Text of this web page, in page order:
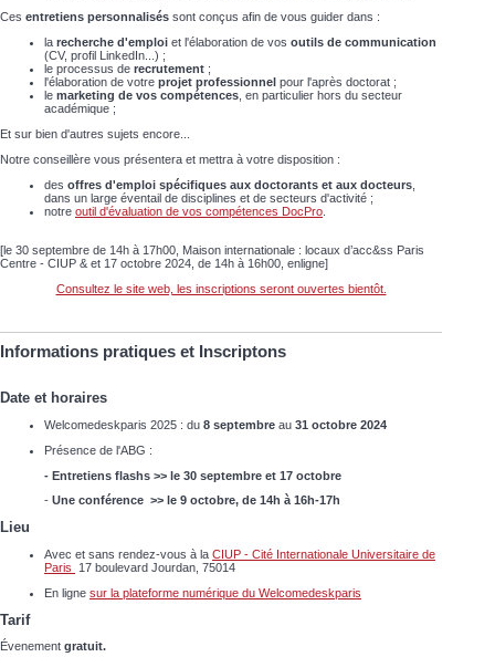
Ces entretiens personnalisés sont conçus afin de vous guider dans :
la recherche d'emploi et l'élaboration de vos outils de communication
(CV, profil LinkedIn...) ;
le processus de recrutement ;
l'élaboration de votre projet professionnel pour l'après doctorat ;
le marketing de vos compétences , en particulier hors du secteur
académique ;
Et sur bien d'autres sujets encore...
Notre conseillère vous présentera et mettra à votre disposition :
des offres d'emploi spécifiques aux doctorants et aux docteurs
dans un large éventail de disciplines et de secteurs d'activité ;
notre outil d'évaluation de vos compétences DocPro
[le 30 septembre de 14h à 17h00, Maison internationale : locaux d’acc&ss Paris
Centre - CIUP & et 17 octobre 2024, de 14h à 16h00, enligne]
Consultez le site web, les inscriptions seront ouvertes bientôt.
Informations pratiques et Inscriptons
Date et horaires
Welcomedeskparis 2025 : du 8 septembre au 31 octobre 2024
Présence de l'ABG :
- Entretiens flashs >> le 30 septembre et 17 octobre
- Une conférence >> le 9 octobre, de 14h à 16h-17h
Lieu
Avec et sans rendez-vous à la CIUP - Cité Internationale Universitaire de
Paris
17 boulevard Jourdan, 75014
En ligne sur la plateforme numérique du Welcomedeskparis
Tarif
Évenement gratuit.